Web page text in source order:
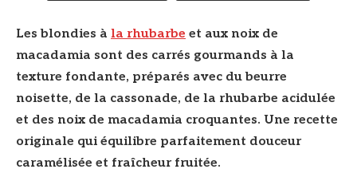
Les blondies à la rhubarbe et aux noix de
macadamia sont des carrés gourmands à la
texture fondante, préparés avec du beurre
noisette, de la cassonade, de la rhubarbe acidulée
et des noix de macadamia croquantes. Une recette
originale qui équilibre parfaitement douceur
caramélisée et fraîcheur fruitée.